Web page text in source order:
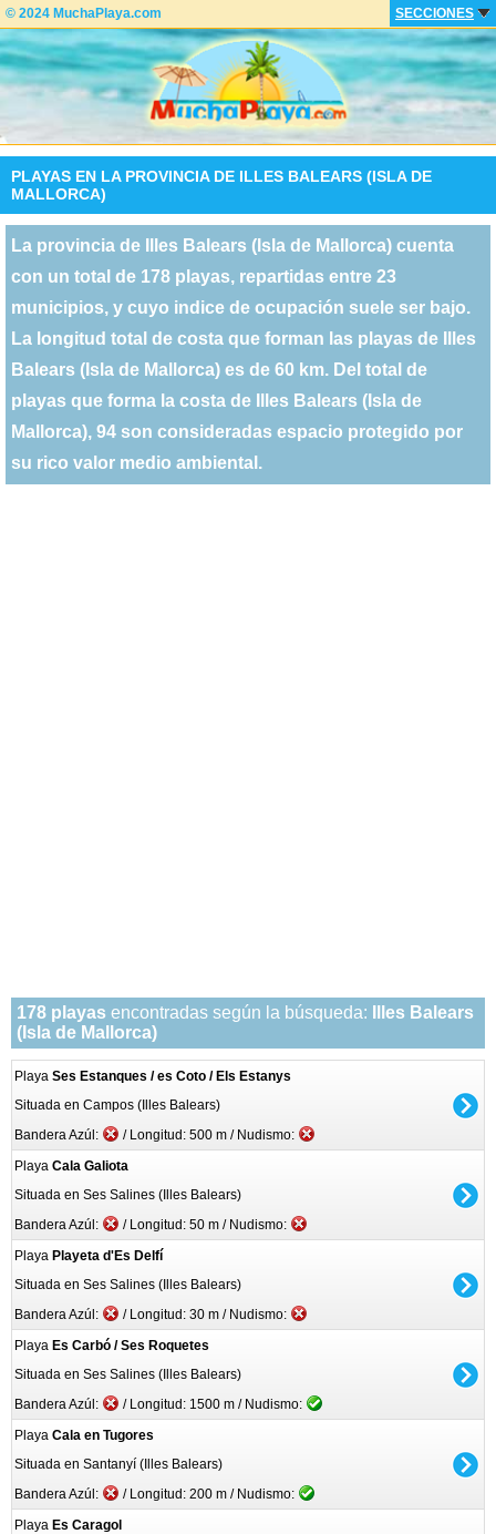
© 2024 MuchaPlaya.com SECCIONES
PLAYAS EN LA PROVINCIA DE ILLES BALEARS (ISLA DE
MALLORCA)
La provincia de Illes Balears (Isla de Mallorca) cuenta
con un total de 178 playas, repartidas entre 23
municipios, y cuyo indice de ocupación suele ser bajo.
La longitud total de costa que forman las playas de Illes
Balears (Isla de Mallorca) es de 60 km. Del total de
playas que forma la costa de Illes Balears (Isla de
Mallorca), 94 son consideradas espacio protegido por
su rico valor medio ambiental.
178 playas encontradas según la búsqueda:
Illes Balears
(Isla de Mallorca)
Playa Ses Estanques / es Coto / Els Estanys
Situada en Campos (Illes Balears)
Bandera Azúl:
/ Longitud: 500 m / Nudismo:
Playa Cala Galiota
Situada en Ses Salines (Illes Balears)
Bandera Azúl:
/ Longitud: 50 m / Nudismo:
Playa Playeta d'Es Delfí
Situada en Ses Salines (Illes Balears)
Bandera Azúl:
/ Longitud: 30 m / Nudismo:
Playa Es Carbó / Ses Roquetes
Situada en Ses Salines (Illes Balears)
Bandera Azúl:
/ Longitud: 1500 m / Nudismo:
Playa Cala en Tugores
Situada en Santanyí (Illes Balears)
Bandera Azúl:
/ Longitud: 200 m / Nudismo:
Playa Es Caragol